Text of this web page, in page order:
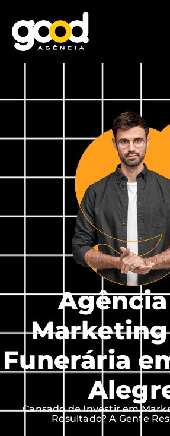
Funerária
Cansado de Investir em
Resultado? A Gente